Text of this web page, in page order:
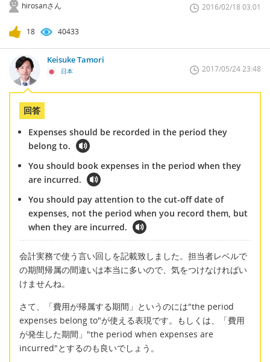
hirosanさん 2016/02/18 03:01
18 40433
Keisuke Tamori
日本 2017/05/24 23:48
回答
Expenses should be recorded in the period they
belong to.
You should book expenses in the period when they
are incurred.
You should pay attention to the cut-off date of
expenses, not the period when you record them, but
when they are incurred.
会計実務で使う言い回しを記載致しました。担当者レベルで
の期間帰属の間違いは本当に多いので、気をつけなければい
けませんね。
さて、「費用が帰属する期間」というのには"the period
expenses belong to"が使える表現です。もしくは、「費用
が発生した期間」"the period when expenses are
incurred"とするのも良いでしょう。